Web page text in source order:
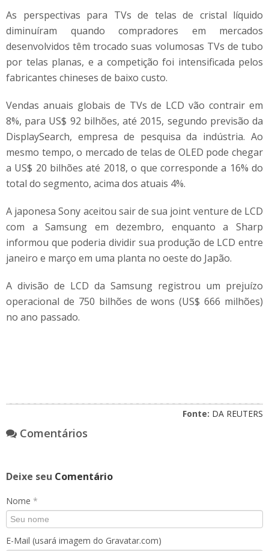
As perspectivas para TVs de telas de cristal líquido
diminuíram quando compradores em mercados
desenvolvidos têm trocado suas volumosas TVs de tubo
por telas planas, e a competição foi intensificada pelos
fabricantes chineses de baixo custo.
Vendas anuais globais de TVs de LCD vão contrair em
8%, para US$ 92 bilhões, até 2015, segundo previsão da
DisplaySearch, empresa de pesquisa da indústria. Ao
mesmo tempo, o mercado de telas de OLED pode chegar
a US$ 20 bilhões até 2018, o que corresponde a 16% do
total do segmento, acima dos atuais 4%.
A japonesa Sony aceitou sair de sua joint venture de LCD
com a Samsung em dezembro, enquanto a Sharp
informou que poderia dividir sua produção de LCD entre
janeiro e março em uma planta no oeste do Japão.
A divisão de LCD da Samsung registrou um prejuízo
operacional de 750 bilhões de wons (US$ 666 milhões)
no ano passado.
Fonte: DA REUTERS
Comentários
Deixe seu Comentário
Nome *
E-Mail (usará imagem do Gravatar.com)